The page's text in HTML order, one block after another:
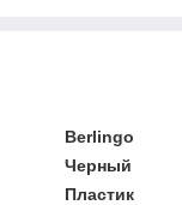
Berlingo
Черный
Пластик